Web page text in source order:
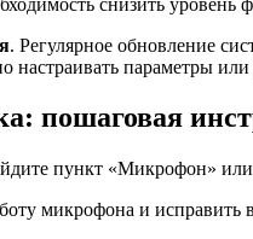
. Регулярное обновление
настраивать параметры
пошаговая
пункт «Микрофон»
микрофона и исправить